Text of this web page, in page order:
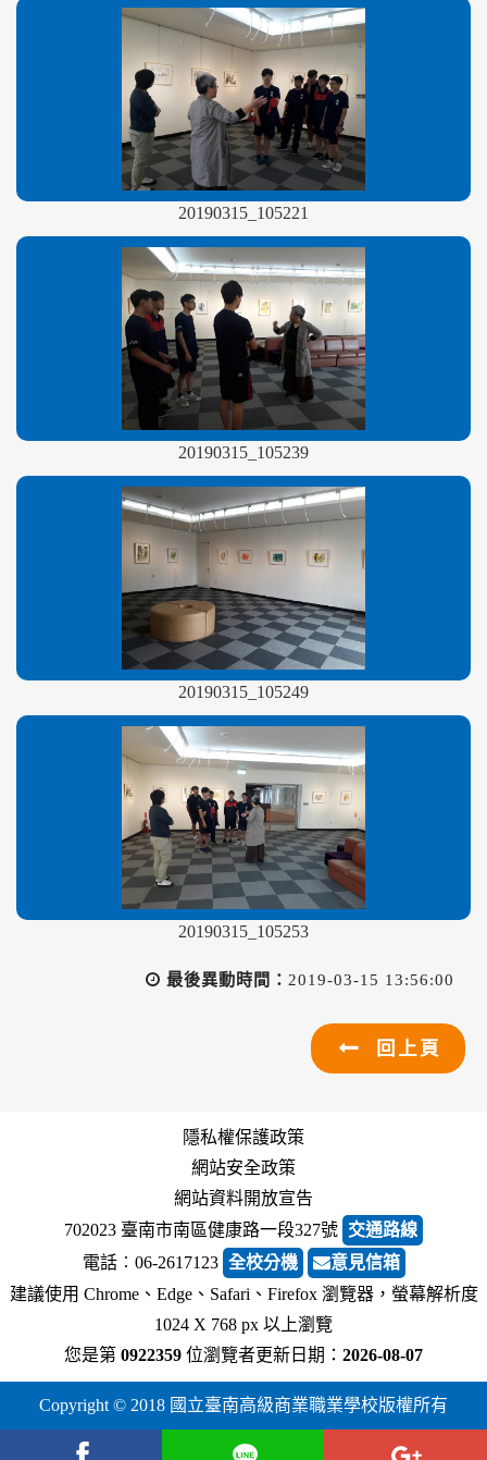
20190315_105221
20190315_105239
20190315_105249
20190315_105253
最後異動時間： 2019-03-15 13:56:00
回上頁
隱私權保護政策
網站安全政策
網站資料開放宣告
702023 臺南市南區健康路一段327號 交通路線
電話︰06-2617123 全校分機
意見信箱
建議使用 Chrome、Edge、Safari、Firefox 瀏覽器，螢幕解析度
1024 X 768 px 以上瀏覽
您是第 0922359 位瀏覽者更新日期： 2026-08-07
Copyright © 2018 國立臺南高級商業職業學校版權所有